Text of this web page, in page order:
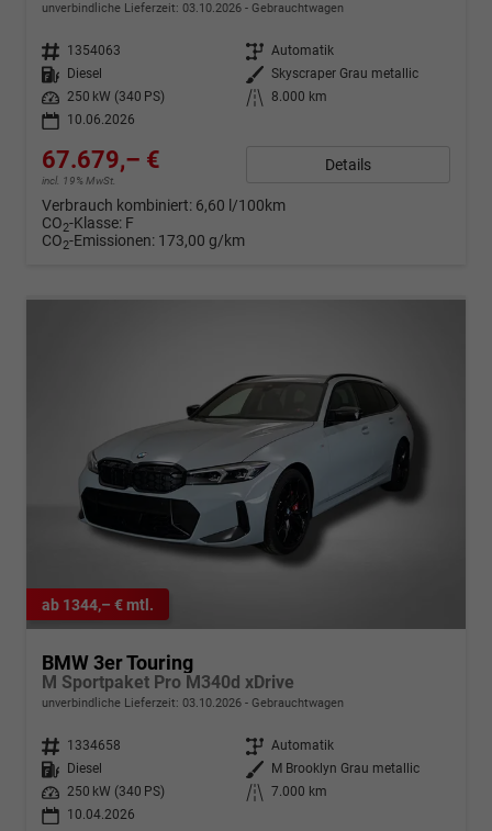
unverbindliche Lieferzeit: 03.10.2026 Gebrauchtwagen
Fahrzeugnr. 1354063 Getriebe Automatik
Kraftstoff
Diesel Außenfarbe Skyscraper Grau metallic
Leistung
250 kW (340 PS) Kilometerstand
8.000 km
10.06.2026
67.679,– €
incl. 19% MwSt.
Details
Verbrauch kombiniert: 6,60 l/100km
CO2-Klasse: F
CO2-Emissionen: 173,00 g/km
ab 1344,– € mtl.
BMW 3er Touring
M Sportpaket Pro M340d xDrive
unverbindliche Lieferzeit: 03.10.2026 Gebrauchtwagen
Fahrzeugnr. 1334658 Getriebe Automatik
Kraftstoff
Diesel Außenfarbe
M Brooklyn Grau metallic
Leistung
250 kW (340 PS) Kilometerstand
7.000 km
10.04.2026